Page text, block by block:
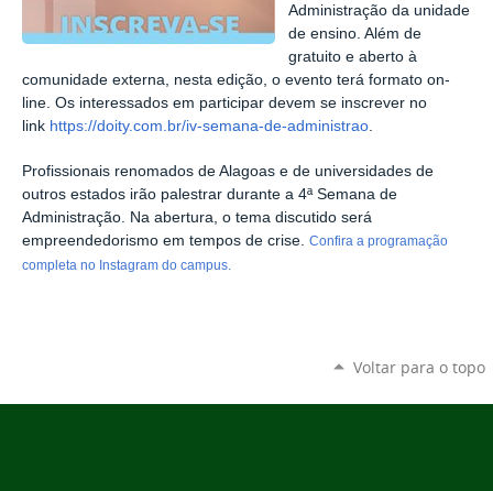
Administração da unidade
de ensino. Além de
gratuito e aberto à
comunidade externa, nesta edição, o evento terá formato on-
line. Os interessados em participar devem se inscrever no
link https://doity.com.br/iv-semana-de-administrao
Profissionais renomados de Alagoas e de universidades de
outros estados irão palestrar durante a 4ª Semana de
Administração. Na abertura, o tema discutido será
empreendedorismo em tempos de crise. Confira a programação
completa no Instagram do campus.
Voltar para o topo